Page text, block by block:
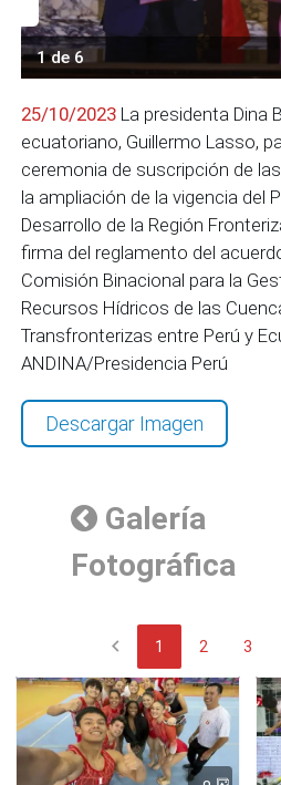
1 de 6
25/10/2023 La presidenta Dina
ecuatoriano, Guillermo Lasso,
ceremonia de suscripción de
la ampliación de la vigencia del
Desarrollo de la Región
firma del reglamento del
Comisión Binacional para la
Recursos Hídricos de las
Transfronterizas entre Perú y
ANDINA/Presidencia Perú
Descargar Imagen
Galería
Fotográfica
chevron_left 1 2 3